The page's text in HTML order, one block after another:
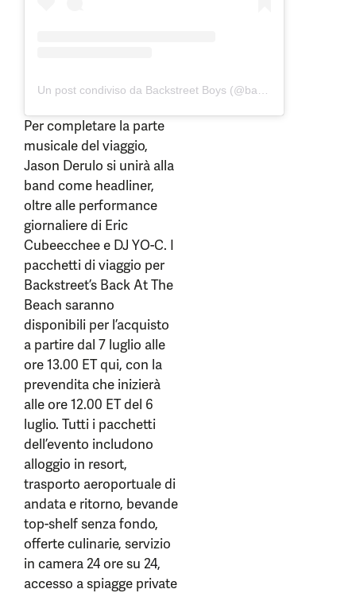
Per completare la parte
musicale del viaggio,
Jason Derulo si unirà alla
band come headliner,
oltre alle performance
giornaliere di Eric
Cubeecchee e DJ YO-C. I
pacchetti di viaggio per
Backstreet’s Back At The
Beach saranno
disponibili per l’acquisto
a partire dal 7 luglio alle
ore 13.00 ET qui, con la
prevendita che inizierà
alle ore 12.00 ET del 6
luglio. Tutti i pacchetti
dell’evento includono
alloggio in resort,
trasporto aeroportuale di
andata e ritorno, bevande
top-shelf senza fondo,
offerte culinarie, servizio
in camera 24 ore su 24,
accesso a spiagge private